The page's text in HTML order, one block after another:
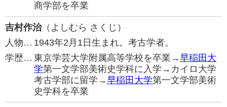
商学部を卒業
吉村作治（よしむら さくじ）
人物… 1943年2月1日生まれ。考古学者。
学歴… 東京学芸大学附属高等学校を卒業→早稲田大
学第一文学部美術史学科に入学→カイロ大学
考古学部に留学→早稲田大学第一文学部美術
史学科を卒業